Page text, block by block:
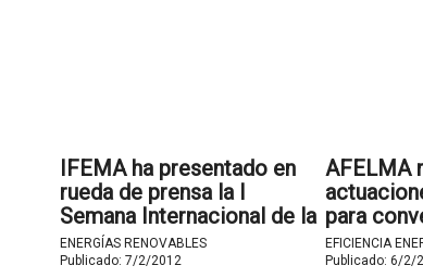
IFEMA ha presentado en
rueda de prensa la I
Semana Internacional de la
Construcción.
ENERGÍAS RENOVABLES
Publicado: 7/2/2012
AFELMA
para
Europa
energética
EFICIENCIA
Publicado: 6/2/